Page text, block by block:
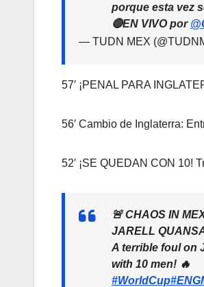
porque esta vez
🔴EN VIVO por
— TUDN MEX
57′ ¡PENAL PARA
56′ Cambio de Inglaterra:
52′ ¡SE QUEDAN CON 10!
🚨 CHAOS IN
JARELL
A terrible foul on
with 10 men! 🔥
#WorldCup